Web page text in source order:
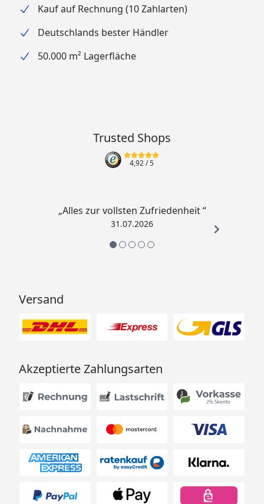
Kauf auf Rechnung (10 Zahlarten)
Deutschlands bester Händler
50.000 m² Lagerfläche
Trusted Shops
4,92/ 5
„Alles zur vollsten Zufriedenheit “
31.07.2026
Versand
Akzeptierte Zahlungsarten